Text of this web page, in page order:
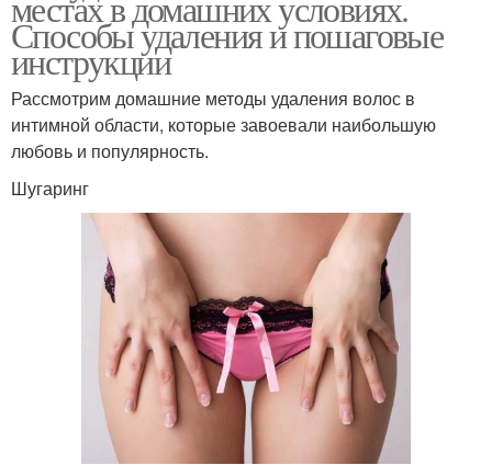
Способы удаления и пошаговые
инструкции
Рассмотрим домашние методы удаления волос в
интимной области, которые завоевали наибольшую
любовь и популярность.
Шугаринг